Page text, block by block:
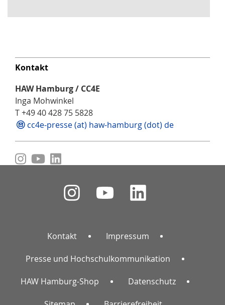
Kontakt
HAW Hamburg / CC4E
Inga Mohwinkel
T +49 40 428 75 5828
cc4e-presse (at) haw-hamburg (dot) de
Kontakt Impressum
Presse und Hochschulkommunikation
HAW Hamburg-Shop Datenschutz